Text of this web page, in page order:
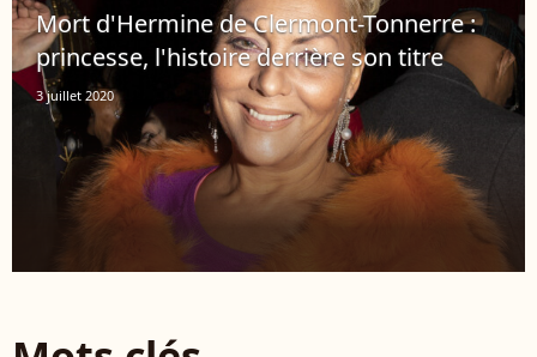
Mort d'Hermine de Clermont-Tonnerre :
princesse, l'histoire derrière son titre
3 juillet 2020